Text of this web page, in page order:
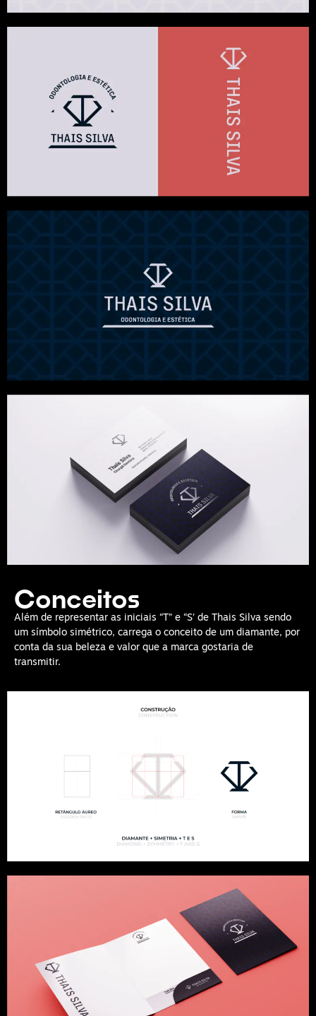
Conceitos
Além de representar as iniciais “T” e “S’ de Thais Silva sendo
um símbolo simétrico, carrega o conceito de um diamante, por
conta da sua beleza e valor que a marca gostaria de
transmitir.